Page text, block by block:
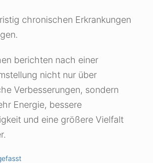
chronischen Erkrankungen
berichten nach einer
nicht nur über
Verbesserungen, sondern
Energie, bessere
und eine größere Vielfalt